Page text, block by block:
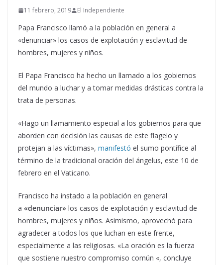
11 febrero, 2019 El Independiente
Papa Francisco llamó a la población en general a
«denunciar» los casos de explotación y esclavitud de
hombres, mujeres y niños.
El Papa Francisco ha hecho un llamado a los gobiernos
del mundo a luchar y a tomar medidas drásticas contra la
trata de personas.
«Hago un llamamiento especial a los gobiernos para que
aborden con decisión las causas de este flagelo y
protejan a las víctimas», manifestó el sumo pontífice al
término de la tradicional oración del ángelus, este 10 de
febrero en el Vaticano.
Francisco ha instado a la población en general
a «denunciar» los casos de explotación y esclavitud de
hombres, mujeres y niños. Asimismo, aprovechó para
agradecer a todos los que luchan en este frente,
especialmente a las religiosas. «La oración es la fuerza
que sostiene nuestro compromiso común «, concluye